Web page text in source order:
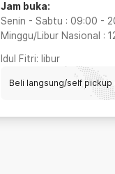
Jam buka:
Senin - Sabtu : 09:00 -
Minggu/Libur Nasional :
Idul Fitri: libur
Beli langsung/self pickup